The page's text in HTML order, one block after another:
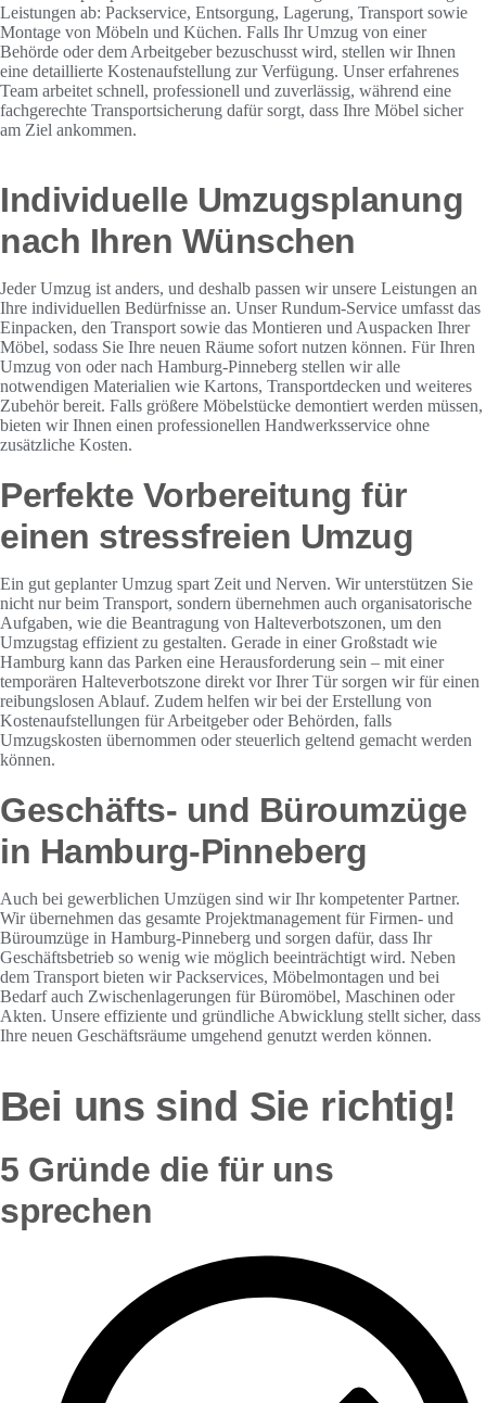
Leistungen ab: Packservice, Entsorgung, Lagerung, Transport sowie
Montage von Möbeln und Küchen. Falls Ihr Umzug von einer
Behörde oder dem Arbeitgeber bezuschusst wird, stellen wir Ihnen
eine detaillierte Kostenaufstellung zur Verfügung. Unser erfahrenes
Team arbeitet schnell, professionell und zuverlässig, während eine
fachgerechte Transportsicherung dafür sorgt, dass Ihre Möbel sicher
am Ziel ankommen.
Individuelle Umzugsplanung
nach Ihren Wünschen
Jeder Umzug ist anders, und deshalb passen wir unsere Leistungen an
Ihre individuellen Bedürfnisse an. Unser Rundum-Service umfasst das
Einpacken, den Transport sowie das Montieren und Auspacken Ihrer
Möbel, sodass Sie Ihre neuen Räume sofort nutzen können. Für Ihren
Umzug von oder nach Hamburg-Pinneberg stellen wir alle
notwendigen Materialien wie Kartons, Transportdecken und weiteres
Zubehör bereit. Falls größere Möbelstücke demontiert werden müssen,
bieten wir Ihnen einen professionellen Handwerksservice ohne
zusätzliche Kosten.
Perfekte Vorbereitung für
einen stressfreien Umzug
Ein gut geplanter Umzug spart Zeit und Nerven. Wir unterstützen Sie
nicht nur beim Transport, sondern übernehmen auch organisatorische
Aufgaben, wie die Beantragung von Halteverbotszonen, um den
Umzugstag effizient zu gestalten. Gerade in einer Großstadt wie
Hamburg kann das Parken eine Herausforderung sein – mit einer
temporären Halteverbotszone direkt vor Ihrer Tür sorgen wir für einen
reibungslosen Ablauf. Zudem helfen wir bei der Erstellung von
Kostenaufstellungen für Arbeitgeber oder Behörden, falls
Umzugskosten übernommen oder steuerlich geltend gemacht werden
können.
Geschäfts- und Büroumzüge
in Hamburg-Pinneberg
Auch bei gewerblichen Umzügen sind wir Ihr kompetenter Partner.
Wir übernehmen das gesamte Projektmanagement für Firmen- und
Büroumzüge in Hamburg-Pinneberg und sorgen dafür, dass Ihr
Geschäftsbetrieb so wenig wie möglich beeinträchtigt wird. Neben
dem Transport bieten wir Packservices, Möbelmontagen und bei
Bedarf auch Zwischenlagerungen für Büromöbel, Maschinen oder
Akten. Unsere effiziente und gründliche Abwicklung stellt sicher, dass
Ihre neuen Geschäftsräume umgehend genutzt werden können.
Bei uns sind Sie richtig!
5 Gründe die für uns
sprechen